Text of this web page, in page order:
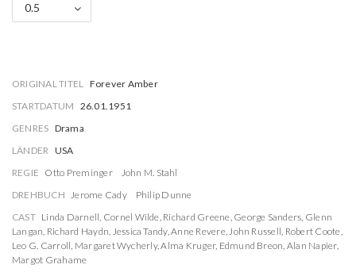
0.5
ORIGINAL TITEL Forever Amber
STARTDATUM 26.01.1951
GENRES Drama
LÄNDER USA
REGIE Otto Preminger
John M. Stahl
DREHBUCH Jerome Cady
Philip Dunne
CAST Linda Darnell, Cornel Wilde, Richard Greene, George Sanders, Glenn
Langan, Richard Haydn, Jessica Tandy,Anne Revere,John Russell, Robert Coote,
Leo G. Carroll, Margaret Wycherly,Alma Kruger, Edmund Breon, Alan Napier,
Margot Grahame